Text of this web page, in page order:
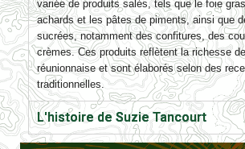
variée de produits salés, tels que le foie
achards et les pâtes de piments, ainsi que
sucrées, notamment des confitures, des
crèmes. Ces produits reflètent la richesse
réunionnaise et sont élaborés selon des
traditionnelles.
L'histoire de Suzie Tancourt